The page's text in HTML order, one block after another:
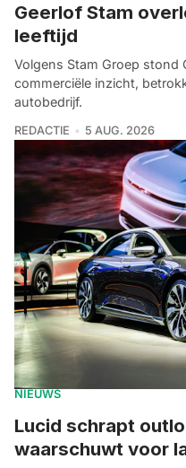
Geerlof Stam
leeftijd
Volgens Stam Groep stond
commerciële inzicht,
autobedrijf.
REDACTIE 5 AUG. 2026
NIEUWS
Lucid schrapt
waarschuwt voor